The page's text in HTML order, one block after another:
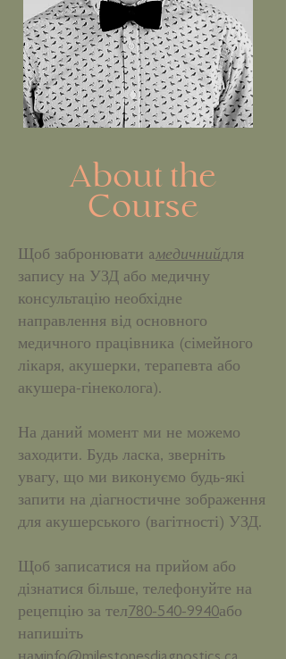
About the
Course
Щоб забронювати aмедичнийдля
запису на УЗД або медичну
консультацію необхідне
направлення від основного
медичного працівника (сімейного
лікаря, акушерки, терапевта або
акушера-гінеколога).
На даний момент ми не можемо
заходити. Будь ласка, зверніть
увагу, що ми виконуємо будь-які
запити на діагностичне зображення
для акушерського (вагітності) УЗД.
Щоб записатися на прийом або
дізнатися більше, телефонуйте на
рецепцію за тел780-540-9940або
напишіть